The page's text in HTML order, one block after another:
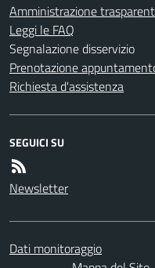
Amministrazione
Leggi le FAQ
Segnalazione disservizio
Prenotazione
Richiesta d'assistenza
SEGUICI SU
Newsletter
Dati monitoraggio